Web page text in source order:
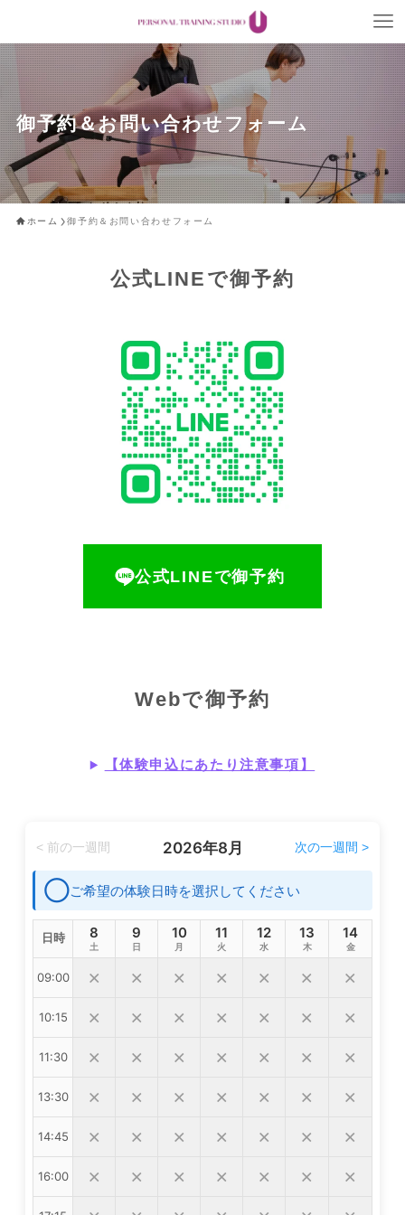
御予約＆お問い合わせフォーム
ホーム 御予約＆お問い合わせフォーム
公式LINEで御予約
公式LINEで御予約
Webで御予約
【体験申込にあたり注意事項】